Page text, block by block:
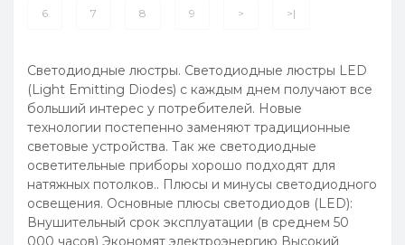
6 7 8 9 > >|
Светодиодные люстры. Светодиодные люстры LED
(Light Emitting Diodes) с каждым днем получают все
больший интерес у потребителей. Новые
технологии постепенно заменяют традиционные
световые устройства. Так же светодиодные
осветительные приборы хорошо подходят для
натяжных потолков.. Плюсы и минусы светодиодного
освещения. Основные плюсы светодиодов (LED):
Внушительный срок эксплуатации (в среднем 50
000 часов) Экономят электроэнергию Высокий